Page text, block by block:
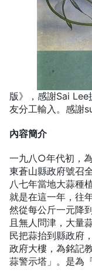
版》，感謝Sai
友分工輸入。感謝
內容簡介
一九八○年代初，
東蒼山縣政府號召
八七年當地大蒜種
就是在這一年，往
然從每公斤一元降
且無人問津，大量
民把蒜抬到縣政府
政府大樓，為銘記
蒜警示塔」。是為